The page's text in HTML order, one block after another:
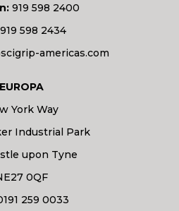
919 598 2400
919 598 2434
americas.com
EUROPA
York Way
Industrial Park
upon Tyne
0QF
259 0033